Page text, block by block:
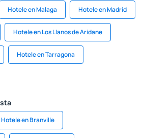
Hotele en Malaga Hotele en Madrid
Hotele en Los Llanos de Aridane
Hotele en Tarragona
Hotele en Branville